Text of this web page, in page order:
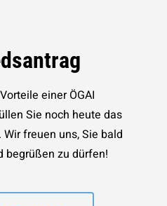
einer ÖGAI
Sie noch heute das
freuen uns, Sie bald
begrüßen zu dürfen!